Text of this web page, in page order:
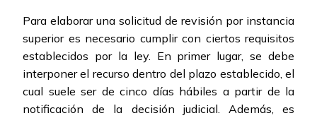
Para elaborar una solicitud de revisión por instancia
superior es necesario cumplir con ciertos requisitos
establecidos por la ley. En primer lugar, se debe
interponer el recurso dentro del plazo establecido, el
cual suele ser de cinco días hábiles a partir de la
notificación de la decisión judicial. Además, es